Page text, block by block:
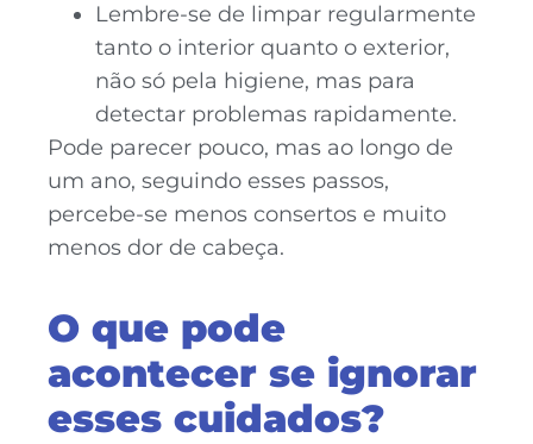
Lembre-se de limpar regularmente
tanto o interior quanto o exterior,
não só pela higiene, mas para
detectar problemas rapidamente.
Pode parecer pouco, mas ao longo de
um ano, seguindo esses passos,
percebe-se menos consertos e muito
menos dor de cabeça.
O que pode
acontecer se ignorar
esses cuidados?